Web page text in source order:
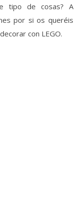
tipo de cosas? A
por si os queréis
con LEGO.